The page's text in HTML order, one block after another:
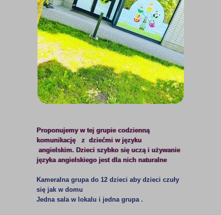
Proponujemy w tej grupie codzienną
komunikację z dziećmi w języku
angielskim. Dzieci szybko się uczą i używanie
języka angielskiego jest dla nich naturalne
Kameralna grupa do 12 dzieci aby dzieci czuły
się jak w domu
Jedna sala w lokalu i jedna grupa .